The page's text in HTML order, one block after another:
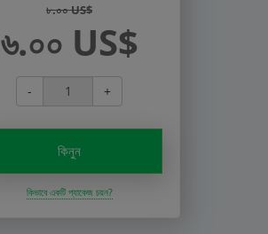
৮.০০ US$
৬.০০ US$
- +
কিনুন
কিভাবে একটি প্যাকেজ চয়ন?